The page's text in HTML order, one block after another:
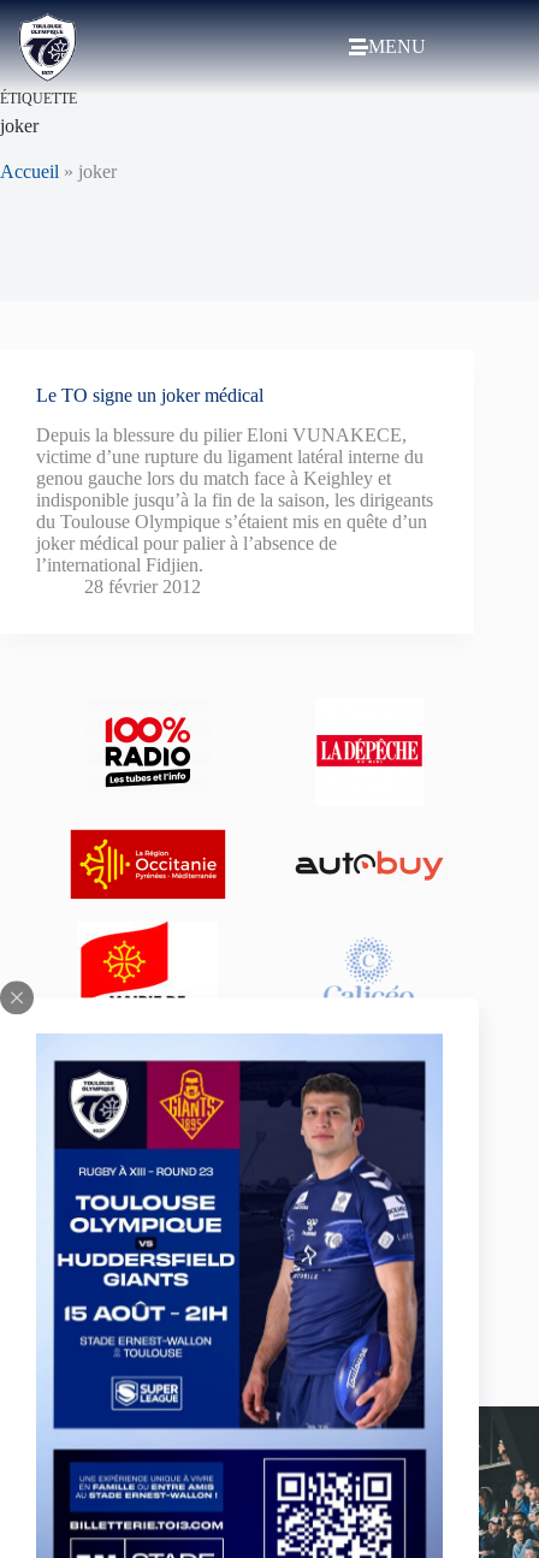
MENU
ÉTIQUETTE
joker
Accueil » joker
Le TO signe un joker médical
Depuis la blessure du pilier Eloni VUNAKECE,
victime d’une rupture du ligament latéral interne du
genou gauche lors du match face à Keighley et
indisponible jusqu’à la fin de la saison, les dirigeants
du Toulouse Olympique s’étaient mis en quête d’un
joker médical pour palier à l’absence de
l’international Fidjien.
28 février 2012